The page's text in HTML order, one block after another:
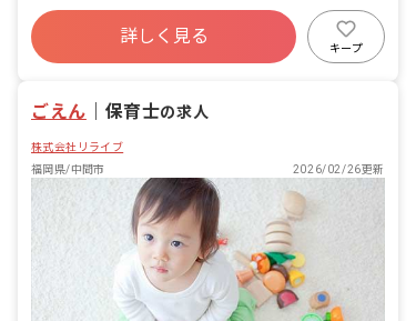
残業少なめ
昇給昇進あり
産休育休制度
社会福祉法人
車通勤可
詳しく見る
キープ
ごえん 保育士の求人
株式会社リライブ
福岡県/中間市
2026/02/26更新